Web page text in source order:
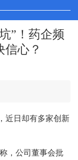
”！药企频
信心？
近日却有多家创新
，公司董事会批